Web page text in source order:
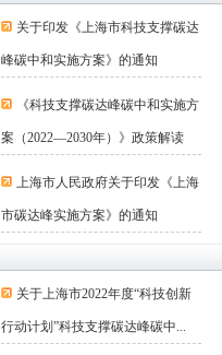
关于印发《上海市科技支撑碳达
峰碳中和实施方案》的通知
《科技支撑碳达峰碳中和实施方
案（2022—2030年）》政策解读
上海市人民政府关于印发《上海
市碳达峰实施方案》的通知
关于上海市2022年度“科技创新
行动计划”科技支撑碳达峰碳中...